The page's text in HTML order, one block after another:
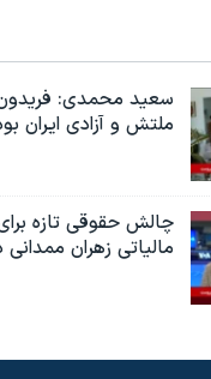
سعید محمدی:
ملتش و آزادی ایران
چالش حقوقی تازه
مالیاتی زهران